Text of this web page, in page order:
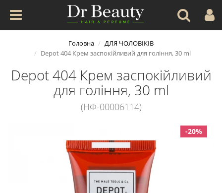
Головна
ДЛЯ ЧОЛОВІКІВ
Depot 404 Крем заспокійливий для гоління, 30 ml
Depot 404 Крем заспокійливий
для гоління, 30 ml
(НФ-00006114)
-20%